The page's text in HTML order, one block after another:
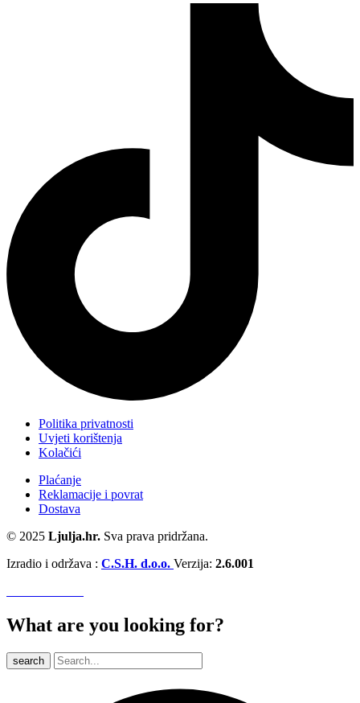
Politika privatnosti
Uvjeti korištenja
Kolačići
Plaćanje
Reklamacije i povrat
Dostava
© 2025 Ljulja.hr. Sva prava pridržana.
Izradio i održava : C.S.H. d.o.o. Verzija: 2.6.001
What are you looking for?
search